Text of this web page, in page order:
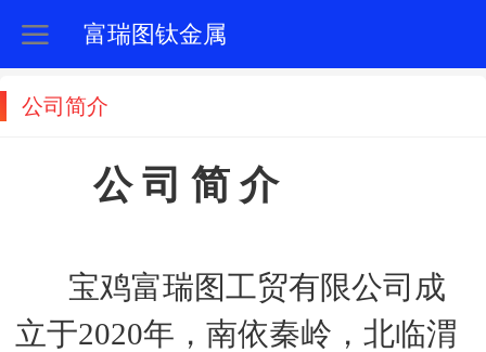
富瑞图钛金属
公司简介
公 司 简 介
宝鸡富瑞图工贸有限公司成
立于2020年，南依秦岭，北临渭